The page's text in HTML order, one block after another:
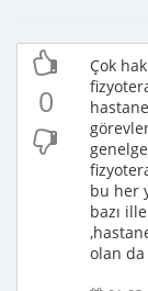
0
Çok
bu her
bazı
olan